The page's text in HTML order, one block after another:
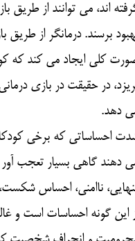
اند، می توانند از طریق
برسند. درمانگر از
کلی ایجاد می کند که
در حقیقت در بازی
دهد.
احساساتی که برخی
دهند گاهی بسیار تعجب
ناامنی، احساس
این گونه احساسات است و